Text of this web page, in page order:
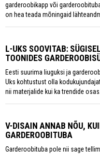
garderoobikapp või
on hea teada mõningaid
L-UKS SOOVITAB:
TOONIDES
Eesti suurima liuguksi ja
Uks kohtustust olla
nii materjalide kui ka trendide osas.
V-DISAIN ANNAB NÕU,
GARDEROOBITUBA
Garderoobituba pole nii sage